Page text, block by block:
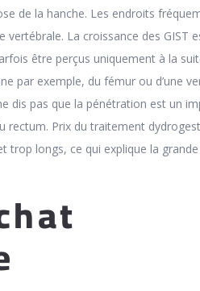
de la hanche. Les endroits
La croissance des GIST
être perçus uniquement à la
par exemple, du fémur ou d’une
dis pas que la pénétration est un
rectum. Prix du traitement
trop longs, ce qui explique la